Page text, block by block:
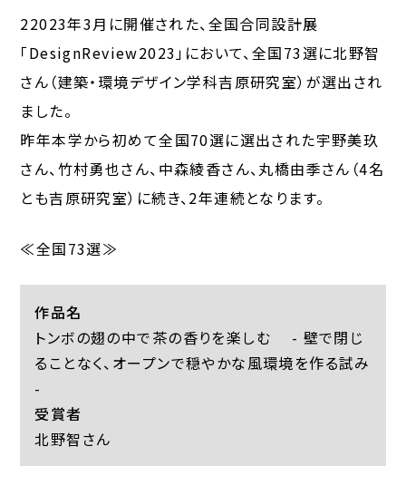
22023年3月に開催された、全国合同設計展
「DesignReview2023」において、全国73選に北野智
さん（建築・環境デザイン学科吉原研究室）が選出され
ました。
昨年本学から初めて全国70選に選出された宇野美玖
さん、竹村勇也さん、中森綾香さん、丸橋由季さん（4名
とも吉原研究室）に続き、2年連続となります。
≪全国73選≫
作品名
トンボの翅の中で茶の香りを楽しむ - 壁で閉じ
ることなく、オープンで穏やかな風環境を作る試み
-
受賞者
北野智さん